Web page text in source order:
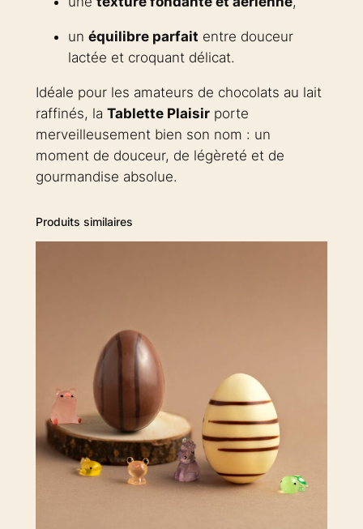
un équilibre parfait entre douceur
lactée et croquant délicat.
Idéale pour les amateurs de chocolats au lait
raffinés, la Tablette Plaisirporte
merveilleusement bien son nom : un
moment de douceur, de légèreté et de
gourmandise absolue.
Produits similaires